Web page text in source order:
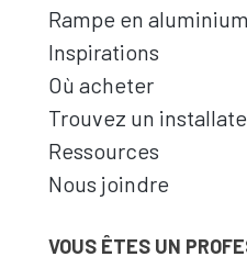
Rampe en aluminium
Inspirations
Où acheter
Trouvez un
Ressources
Nous joindre
VOUS ÊTES UN